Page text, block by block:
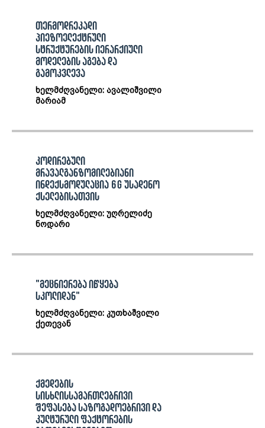
თერმოდრეკადი
პიეზოელექტრული
სტრუქტურების იერარქიული
მოდელების აგება და
გამოკვლევა
ხელმძღვანელი: ავალიშვილი
მარიამ
კოდირებული
მრავალგანზომილებიანი
ინდექსმოდულაცია 6G უსადენო
ქსელებისათვის
ხელმძღვანელი: უღრელიძე
ნოდარი
"მეცნიერება იწყება
სკოლიდან"
ხელმძღვანელი: კუთხაშვილი
ქეთევან
ქმედების
სისხლისსამართლებრივი
შეფასება საზოგადოებრივი და
კულტურული ფაქტორების